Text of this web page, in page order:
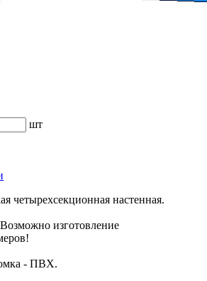
шт
четырехсекционная настенная.
изготовление
- ПВХ.